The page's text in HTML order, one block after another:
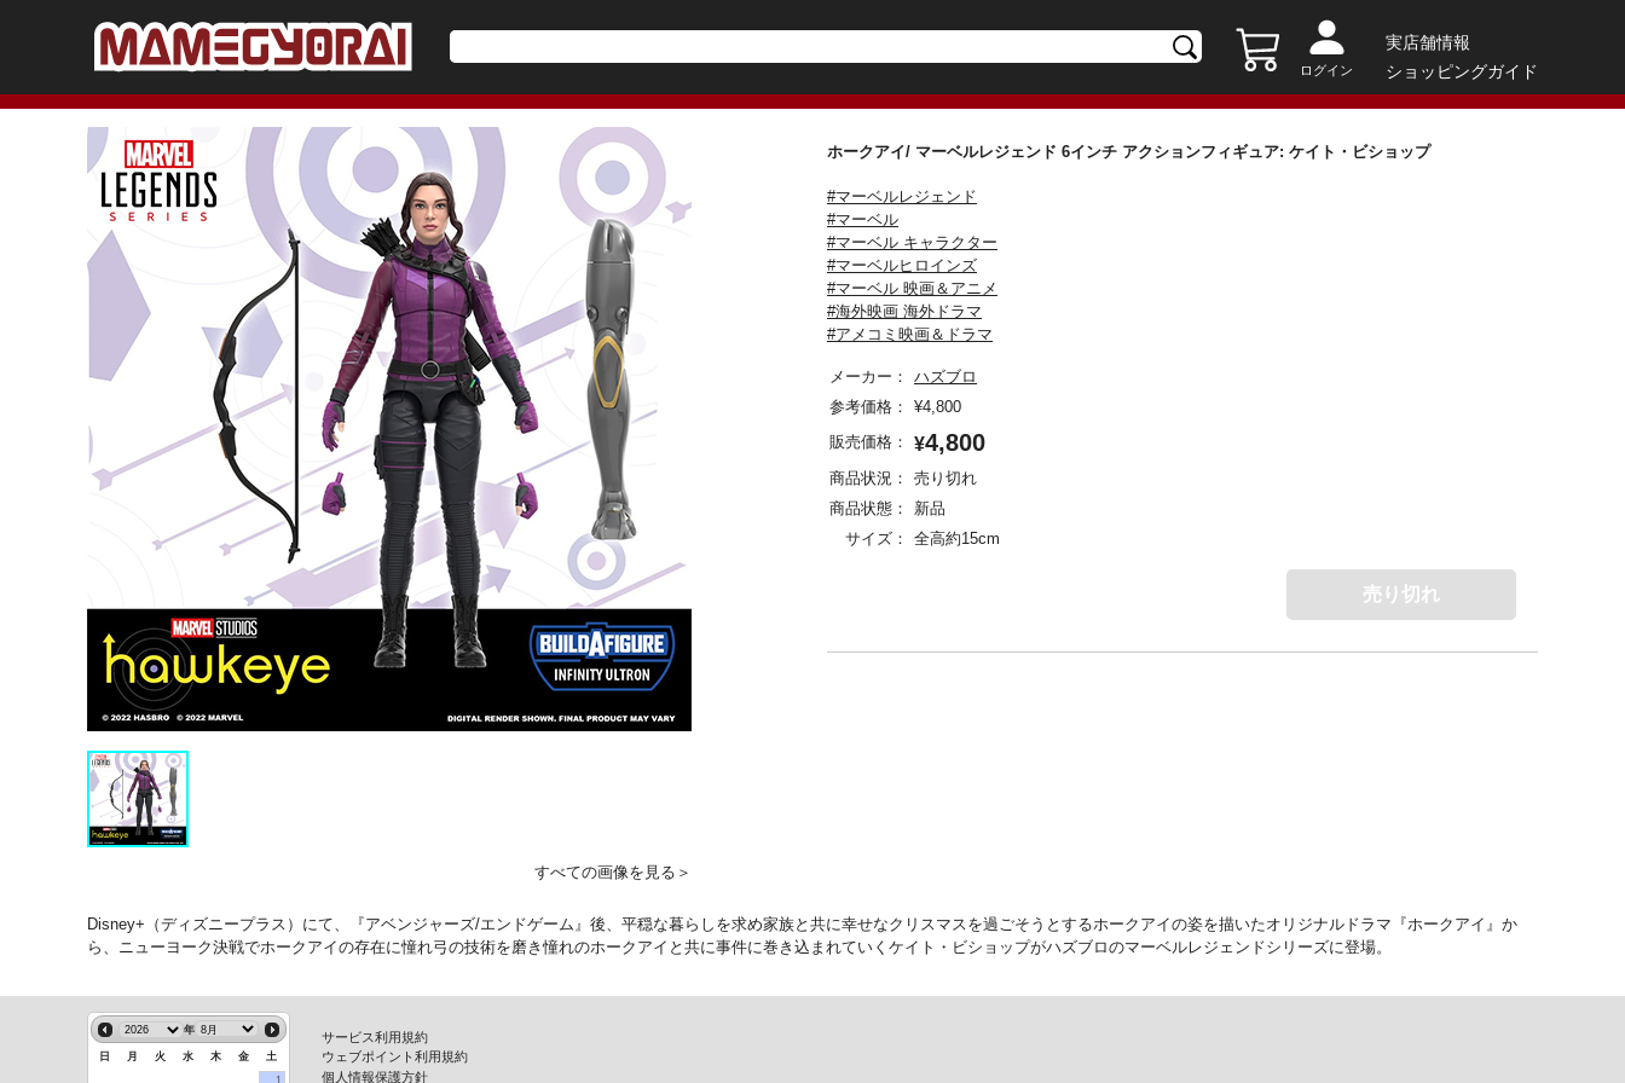
ログイン
実店舗情報
ショッピングガイド
すべての画像を見る＞
ホークアイ/ マーベルレジェンド 6インチ アクションフィギュア: ケイト・ビショップ
#マーベルレジェンド
#マーベル
#マーベル キャラクター
#マーベルヒロインズ
#マーベル 映画＆アニメ
#海外映画 海外ドラマ
#アメコミ映画＆ドラマ
メーカー：
ハズブロ
参考価格：
¥4,800
販売価格：
¥4,800
商品状況：
売り切れ
商品状態：
新品
サイズ：
全高約15cm
売り切れ
Disney+（ディズニープラス）にて、『アベンジャーズ/エンドゲーム』後、平穏な暮らしを求め家族と共に幸せなクリスマスを過ごそうとするホークアイの姿を描いたオリジナルドラマ『ホークアイ』か
ら、ニューヨーク決戦でホークアイの存在に憧れ弓の技術を磨き憧れのホークアイと共に事件に巻き込まれていくケイト・ビショップがハズブロのマーベルレジェンドシリーズに登場。
年
日 月 火 水 木 金
土
1
サービス利用規約
ウェブポイント利用規約
個人情報保護方針